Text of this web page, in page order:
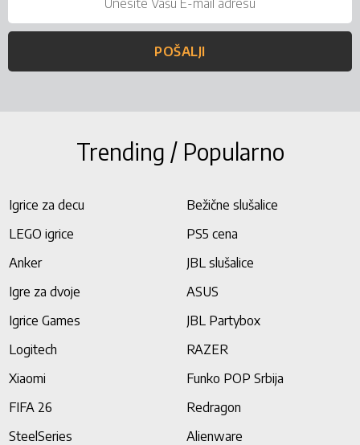
POŠALJI
Trending / Popularno
Igrice za decu
Bežične slušalice
LEGO igrice
PS5 cena
Anker
JBL slušalice
Igre za dvoje
ASUS
Igrice Games
JBL Partybox
Logitech
RAZER
Xiaomi
Funko POP Srbija
FIFA 26
Redragon
SteelSeries
Alienware